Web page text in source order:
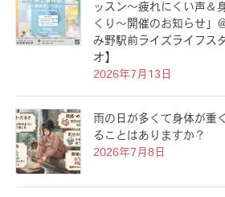
ッスン〜疲れにくい声＆
くり〜開催のお知らせ」
み野駅前ライズライフス
オ】
2026年7月13日
雨の日が多くて身体が重
ることはありますか？
2026年7月8日